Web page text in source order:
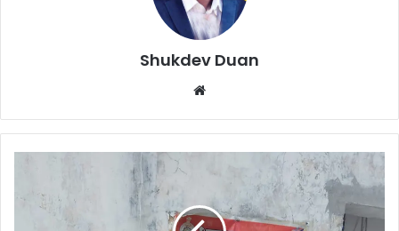
Shukdev Duan
:-